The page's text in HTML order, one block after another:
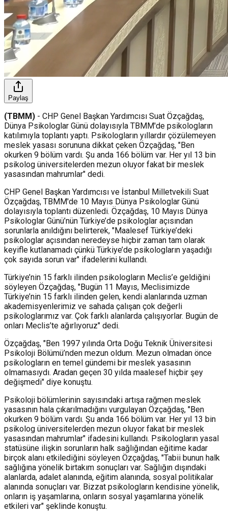
Paylaş
(TBMM) - CHP Genel Başkan Yardımcısı Suat Özçağdaş,
Dünya Psikologlar Günü dolayısıyla TBMM'de psikologların
katılımıyla toplantı yaptı. Psikologların yıllardır çözülemeyen
meslek yasası sorununa dikkat çeken Özçağdaş, "Ben
okurken 9 bölüm vardı. Şu anda 166 bölüm var. Her yıl 13 bin
psikolog üniversitelerden mezun oluyor fakat bir meslek
yasasından mahrumlar" dedi.
CHP Genel Başkan Yardımcısı ve İstanbul Milletvekili Suat
Özçağdaş, TBMM'de 10 Mayıs Dünya Psikologlar Günü
dolayısıyla toplantı düzenledi. Özçağdaş, 10 Mayıs Dünya
Psikologlar Günü’nün Türkiye’de psikologlar açısından
sorunlarla anıldığını belirterek, "Maalesef Türkiye’deki
psikologlar açısından neredeyse hiçbir zaman tam olarak
keyifle kutlanamadı çünkü Türkiye’de psikologların yaşadığı
çok sayıda sorun var" ifadelerini kullandı.
Türkiye’nin 15 farklı ilinden psikologların Meclis’e geldiğini
söyleyen Özçağdaş, "Bugün 11 Mayıs, Meclisimizde
Türkiye’nin 15 farklı ilinden gelen, kendi alanlarında uzman
akademisyenlerimiz ve sahada çalışan çok değerli
psikologlarımız var. Çok farklı alanlarda çalışıyorlar. Bugün de
onları Meclis’te ağırlıyoruz" dedi.
Özçağdaş, "Ben 1997 yılında Orta Doğu Teknik Üniversitesi
Psikoloji Bölümü’nden mezun oldum. Mezun olmadan önce
psikologların en temel gündemi bir meslek yasasının
olmamasıydı. Aradan geçen 30 yılda maalesef hiçbir şey
değişmedi" diye konuştu.
Psikoloji bölümlerinin sayısındaki artışa rağmen meslek
yasasının hala çıkarılmadığını vurgulayan Özçağdaş, "Ben
okurken 9 bölüm vardı. Şu anda 166 bölüm var. Her yıl 13 bin
psikolog üniversitelerden mezun oluyor fakat bir meslek
yasasından mahrumlar" ifadesini kullandı. Psikologların yasal
statüsüne ilişkin sorunların halk sağlığından eğitime kadar
birçok alanı etkilediğini söyleyen Özçağdaş, "Tabii bunun halk
sağlığına yönelik birtakım sonuçları var. Sağlığın dışındaki
alanlarda, adalet alanında, eğitim alanında, sosyal politikalar
alanında sonuçları var. Bizzat psikologların kendisine yönelik,
onların iş yaşamlarına, onların sosyal yaşamlarına yönelik
etkileri var" şeklinde konuştu.